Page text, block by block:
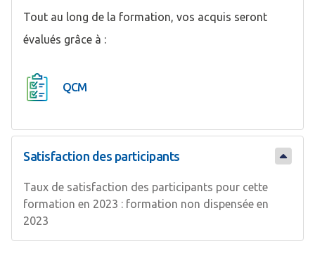
Tout au long de la formation, vos acquis seront
évalués grâce à :
QCM
Satisfaction des participants
Taux de satisfaction des participants pour cette
formation en 2023 : formation non dispensée en
2023